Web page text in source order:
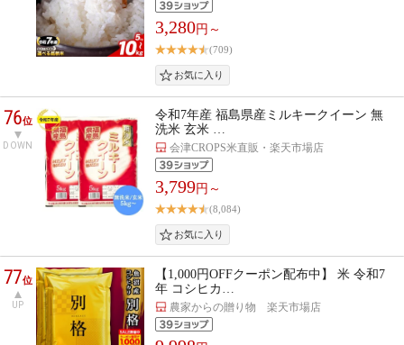
3,280円～
(709)
76位
DOWN
令和7年産 福島県産ミルキークイーン 無
洗米 玄米 …
会津CROPS米直販・楽天市場店
3,799円～
(8,084)
77位
UP
【1,000円OFFクーポン配布中】 米 令和7
年 コシヒカ…
農家からの贈り物 楽天市場店